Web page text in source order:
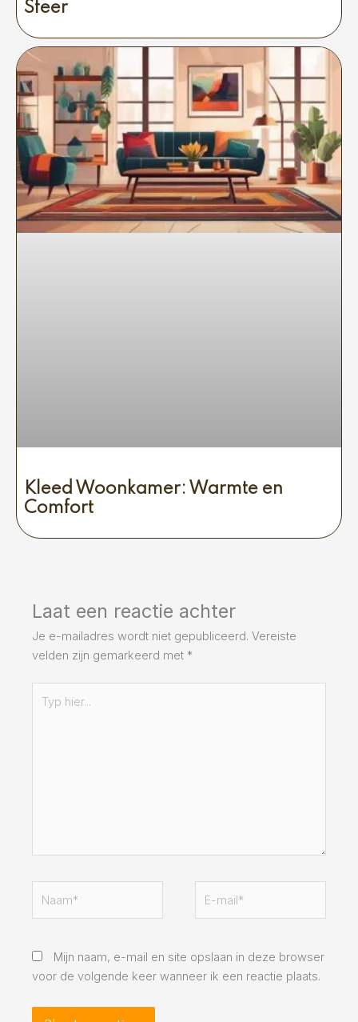
Sfeer
Kleed Woonkamer: Warmte en
Comfort
Laat een reactie achter
Je e-mailadres wordt niet gepubliceerd. Vereiste
velden zijn gemarkeerd met *
hier...
mail*
Mijn naam, e-mail en site opslaan in deze browser
voor de volgende keer wanneer ik een reactie plaats.